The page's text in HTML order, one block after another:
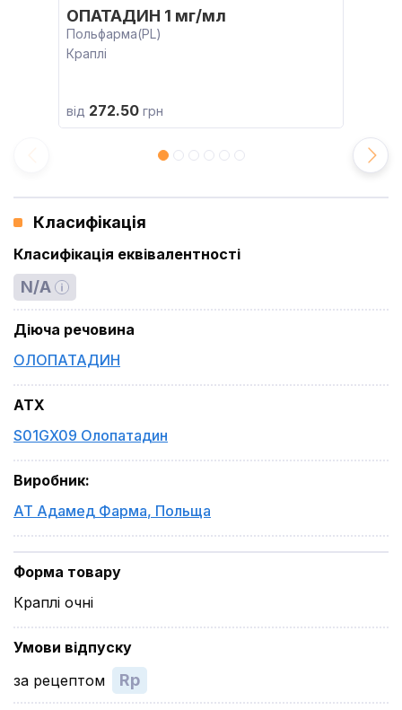
ОПАТАДИН 1 мг/мл
Польфарма(PL)
Краплі
від 272.50 грн
Класифікація
Класифікація еквівалентності
N/A
Діюча речовина
ОЛОПАТАДИН
ATX
S01GX09 Олопатадин
Виробник:
АТ Адамед Фарма, Польща
Форма товару
Краплі очні
Умови відпуску
за рецептом
Rp